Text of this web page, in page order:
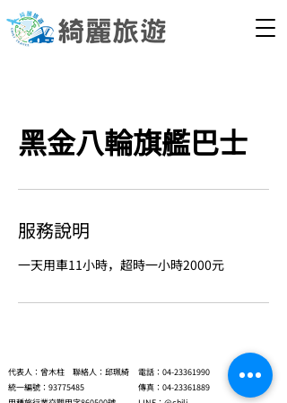
黑金八輪旗艦巴士
服務說明
一天用車11小時，超時一小時2000元
代表人：曾木柱 聯絡人：邱珮綺
​統一編號：93775485
電話：04-23361990
​傳真：04-23361889